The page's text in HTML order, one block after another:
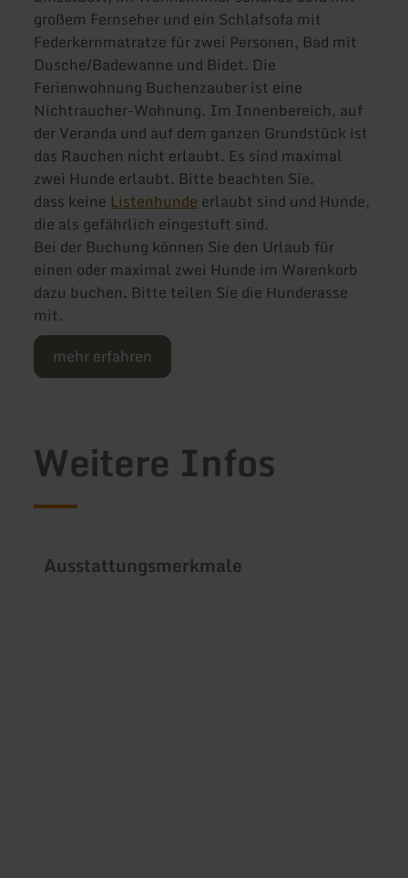
großem Fernseher und ein Schlafsofa mit
Federkernmatratze für zwei Personen, Bad mit
Dusche/Badewanne und Bidet. Die
Ferienwohnung Buchenzauber ist eine
Nichtraucher-Wohnung. Im Innenbereich, auf
der Veranda und auf dem ganzen Grundstück ist
das Rauchen nicht erlaubt. Es sind maximal
zwei Hunde erlaubt. Bitte beachten Sie,
dass keineListenhundeerlaubt sind und Hunde,
die als gefährlich eingestuft sind.
Bei der Buchung können Sie den Urlaub für
einen oder maximal zwei Hunde im Warenkorb
dazu buchen. Bitte teilen Sie die Hunderasse
mit.
mehr erfahren
Weitere Infos
Ausstattungsmerkmale